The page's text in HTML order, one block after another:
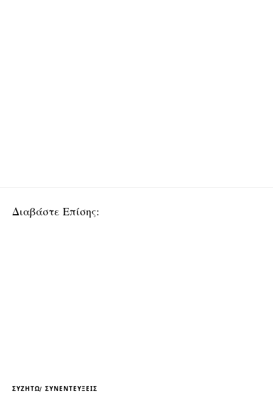
Διαβάστε Επίσης:
ΣΥΖΗΤΏ ΣΥΝΕΝΤΕΎΞΕΙΣ